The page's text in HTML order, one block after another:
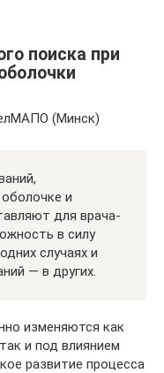
поиска при
(Минск)
и
для врача-
в силу
случаях и
— в других.
изменяются как
и под влиянием
развитие процесса